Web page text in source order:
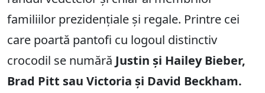
familiilor prezidențiale și regale. Printre cei
care poartă pantofi cu logoul distinctiv
crocodil se numără Justin și Hailey Bieber,
Brad Pitt sau Victoria și David Beckham.